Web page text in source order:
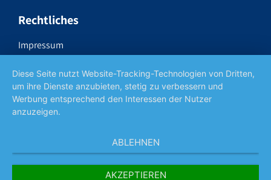
Rechtliches
Impressum
Datenschutzerklärung
Widerrufsrecht
AGB
Diese Seite nutzt Website-Tracking-Technologien von Dritten,
um ihre Dienste anzubieten, stetig zu verbessern und
Werbung entsprechend den Interessen der Nutzer
anzuzeigen.
ABLEHNEN
AKZEPTIEREN